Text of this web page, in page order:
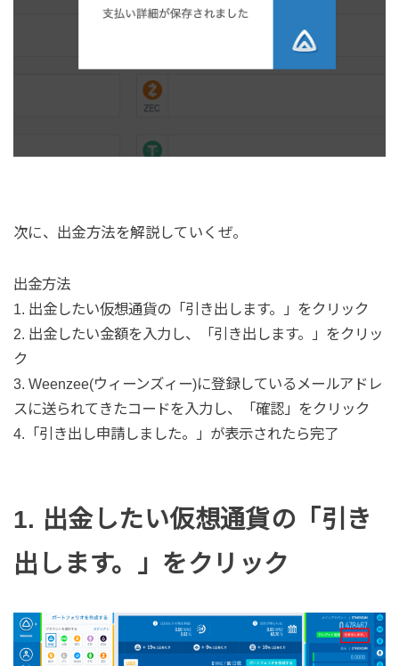
次に、出金方法を解説していくぜ。
出金方法
1. 出金したい仮想通貨の「引き出します。」をクリック
2. 出金したい金額を入力し、「引き出します。」をクリッ
ク
3. Weenzee(ウィーンズィー)に登録しているメールアドレ
スに送られてきたコードを入力し、「確認」をクリック
4.「引き出し申請しました。」が表示されたら完了
1. 出金したい仮想通貨の「引き
出します。」をクリック